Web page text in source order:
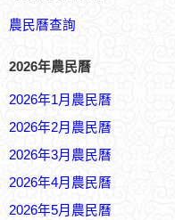
農民曆查詢
2026年農民曆
2026年1月農民曆
2026年2月農民曆
2026年3月農民曆
2026年4月農民曆
2026年5月農民曆